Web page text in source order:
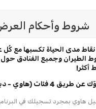
شروط وأحكام
مدى الحياة تكسبها مع كُل
وجميع الفنادق حول
أكثر!
- دبره - رحّال - سفيّر)
هاوي بمجرد تسجيلك في